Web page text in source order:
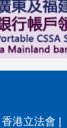
香港立法會 |